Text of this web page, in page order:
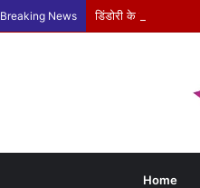
Breaking News डिंडोरी के बच्चे दिखाएंगे
Home